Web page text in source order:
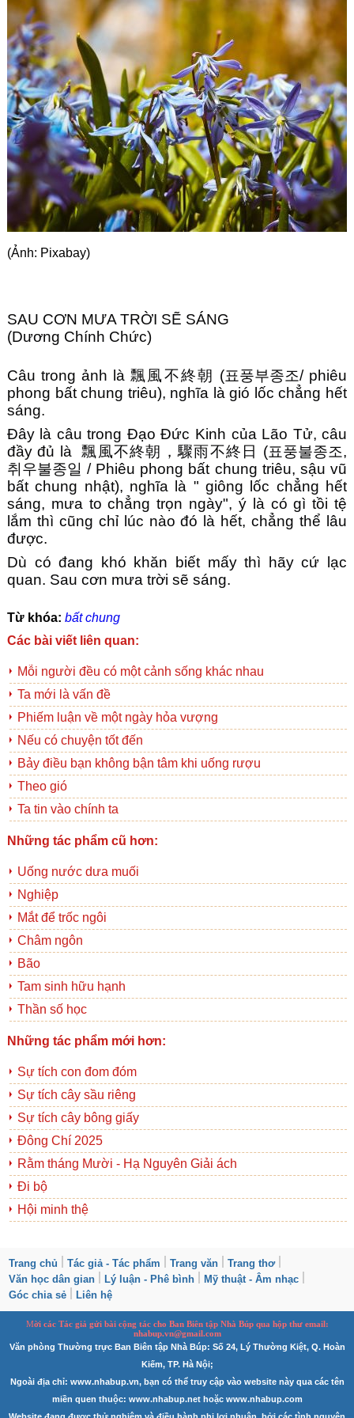
Góc chia sẻ
Liên hệ
Tìm kiếm
(Ảnh: Pixabay)
SAU CƠN MƯA TRỜI SẼ SÁNG
(Dương Chính Chức)
Câu trong ảnh là 飄風不終朝 (표풍부종조/ phiêu
phong bất chung triêu), nghĩa là gió lốc chẳng hết
sáng.
Đây là câu trong Đạo Đức Kinh của Lão Tử, câu
đầy đủ là 飄風不終朝，驟雨不終日 (표풍불종조,
취우불종일 / Phiêu phong bất chung triêu, sậu vũ
bất chung nhật), nghĩa là " giông lốc chẳng hết
sáng, mưa to chẳng trọn ngày", ý là có gì tồi tệ
lắm thì cũng chỉ lúc nào đó là hết, chẳng thể lâu
được.
Dù có đang khó khăn biết mấy thì hãy cứ lạc
quan. Sau cơn mưa trời sẽ sáng.
Từ khóa: bất chung
Các bài viết liên quan:
Mỗi người đều có một cảnh sống khác nhau
Ta mới là vấn đề
Phiếm luận về một ngày hỏa vượng
Nếu có chuyện tốt đến
Bảy điều bạn không bận tâm khi uống rượu
Theo gió
Ta tin vào chính ta
Những tác phẩm cũ hơn:
Uống nước dưa muối
Nghiệp
Mắt để trốc ngôi
Châm ngôn
Bão
Tam sinh hữu hạnh
Thần số học
Những tác phẩm mới hơn:
Sự tích con đom đóm
Sự tích cây sầu riêng
Sự tích cây bông giấy
Đông Chí 2025
Rằm tháng Mười - Hạ Nguyên Giải ách
Đi bộ
Hội minh thệ
Trang chủ Tác giả - Tác phẩm Trang văn
Trang thơ
Văn học dân gian
Lý luận - Phê bình
Mỹ thuật - Âm nhạc
Góc chia sẻ
Liên hệ
Mời các Tác giả gửi bài cộng táccho Ban Biên tập Nhà Búp qua hộp thư email:
nhabup.vn@gmail.com
Văn phòng Thường trực Ban Biên tập Nhà Búp: Số 24, Lý Thường Kiệt, Q. Hoàn
Kiếm, TP. Hà Nội;
Ngoài địa chỉ: www.nhabup.vn, bạn có thể truy cập vào website này qua các tên
miền quen thuộc: www.nhabup.net hoặc www.nhabup.com